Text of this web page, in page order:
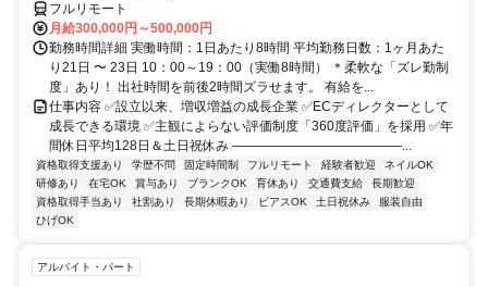
フルリモート
月給300,000円～500,000円
勤務時間詳細 実働時間：1日あたり8時間 平均勤務日数：1ヶ月あた
り21日 〜 23日 10：00～19：00（実働8時間） ＊柔軟な「ズレ勤制
度」あり！ 出社時間を前後2時間ズラせます。 有給を...
仕事内容 ✅設立以来、増収増益の成長企業 ✅ECディレクターとして
成長できる環境 ✅主観によらない評価制度「360度評価」を採用 ✅年
間休日平均128日＆土日祝休み ―――――――――――――...
資格取得支援あり 学歴不問 固定時間制 フルリモート 経験者歓迎
ネイルOK
研修あり
在宅OK 賞与あり ブランクOK 育休あり 交通費支給
長期歓迎
資格取得手当あり
社割あり 長期休暇あり ピアスOK 土日祝休み
服装自由
ひげOK
アルバイト・パート